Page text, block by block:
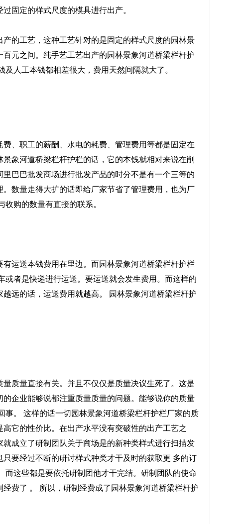
固定的样式尺度的模具进行出产。
的工艺，这种工艺针对的是固定的样式尺度的园林景
元之间。纯手艺工艺出产的园林景象河道桥梁栏杆护
人工本钱都相差很大，费用天然间隔就大了。
、职工的薪酬、水电的耗费、管理费用等都是固定在
象河道桥梁栏杆护栏的话，它的本钱就相对来说在削
巴巴批发商场进行批发产品的时分不是有一个三等的
数量走得大扩的话即给厂家节省了管理费用，也为厂
购的数量有直接的联系。
运送本钱费用在里边。而园林景象河道桥梁栏杆护栏
者是快递进行运送。要运送就会发生费用。而这样的
远的话，运送费用就越高。 园林景象河道桥梁栏杆护
质量直接有关。并且不仅仅是质量决议生死了。这是
企业能够说都注重质量质量的问题。能够说你的质量
。 这样的话一切园林景象河道桥梁栏杆护栏厂家的质
它的性价比。在出产水平没有突破性的出产工艺之
成立了研制团队关于商场是的新种类样式进行扫描发
要经过不断的研讨样式种类才干及时的获取更 多的订
这些都是要依托研制团他才干完结。研制团队的使命
费了 。 所以，研制经费成了园林景象河道桥梁栏杆护